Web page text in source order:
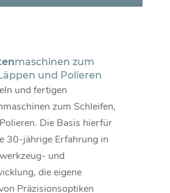
maschinen zum
und Polieren
und fertigen
zum Schleifen,
Die Basis hierfür
30-jährige Erfahrung in
und
die eigene
Präzisionsoptiken